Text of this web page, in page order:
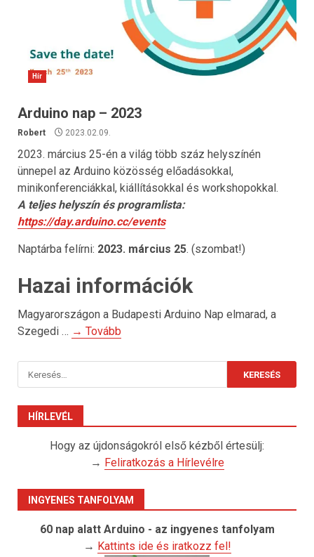
Hír
Arduino nap – 2023
Robert 2023.02.09.
2023. március 25-én a világ több száz helyszínén
ünnepel az Arduino közösség előadásokkal,
minikonferenciákkal, kiállításokkal és workshopokkal.
A teljes helyszín és programlista:
https://day.arduino.cc/events
Naptárba felírni: 2023. március 25. (szombat!)
Hazai információk
Magyarországon a Budapesti Arduino Nap elmarad, a
Szegedi … → Tovább
Keresés:
HÍRLEVÉL
Hogy az újdonságokról első kézből értesülj:
→ Feliratkozás a Hírlevélre
INGYENES TANFOLYAM
60 nap alatt Arduino - az ingyenes tanfolyam
→ Kattints ide és iratkozz fel!